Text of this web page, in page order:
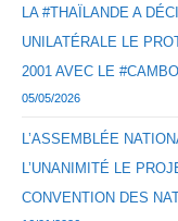
LA #THAÏLANDE A
UNILATÉRALE LE
2001 AVEC LE
05/05/2026
L’ASSEMBLÉE
L’UNANIMITÉ LE
CONVENTION DES